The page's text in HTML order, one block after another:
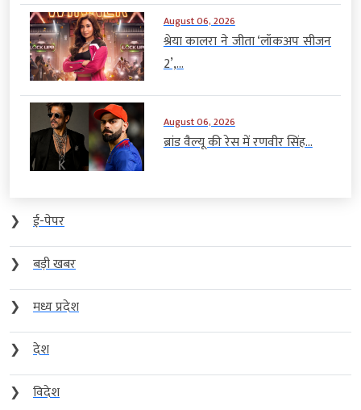
August 06, 2026
श्रेया कालरा ने जीता ‘लॉकअप सीजन
2’,...
August 06, 2026
ब्रांड वैल्यू की रेस में रणवीर सिंह...
❯
ई-पेपर
❯
बड़ी खबर
❯
मध्य प्रदेश
❯
देश
❯
विदेश